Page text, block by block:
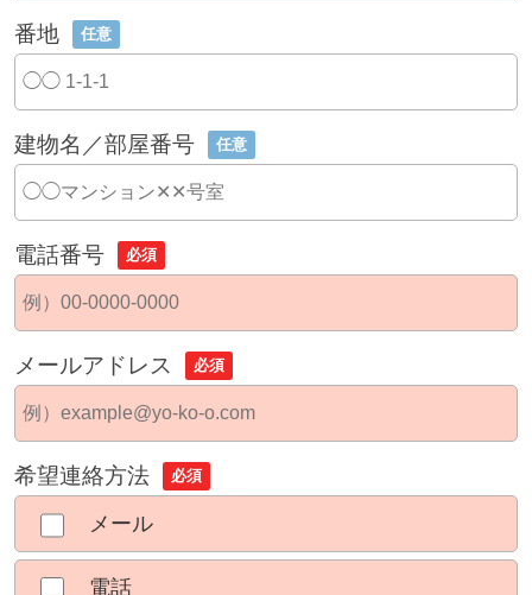
番地 任意
建物名／部屋番号 任意
電話番号 必須
メールアドレス 必須
希望連絡方法 必須
メール
電話